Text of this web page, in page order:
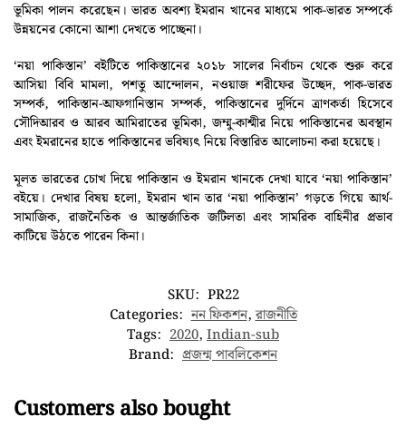
ভূমিকা পালন করেছেন। ভারত অবশ্য ইমরান খানের মাধ্যমে পাক-ভারত সম্পর্কে
উন্নয়নের কোনো আশা দেখতে পাচ্ছেনা।
‘নয়া পাকিস্তান’ বইটিতে পাকিস্তানের ২০১৮ সালের নির্বাচন থেকে শুরু করে
আসিয়া বিবি মামলা, পশতু আন্দোলন, নওয়াজ শরীফের উচ্ছেদ, পাক-ভারত
সম্পর্ক, পাকিস্তান-আফগানিস্তান সম্পর্ক, পাকিস্তানের দুর্দিনে ত্রাণকর্তা হিসেবে
সৌদিআরব ও আরব আমিরাতের ভূমিকা, জম্মু-কাশ্মীর নিয়ে পাকিস্তানের অবস্থান
এবং ইমরানের হাতে পাকিস্তানের ভবিষ্যৎ নিয়ে বিস্তারিত আলোচনা করা হয়েছে।
মূলত ভারতের চোখ দিয়ে পাকিস্তান ও ইমরান খানকে দেখা যাবে ‘নয়া পাকিস্তান’
বইয়ে। দেখার বিষয় হলো, ইমরান খান তার ‘নয়া পাকিস্তান’ গড়তে গিয়ে আর্থ-
সামাজিক, রাজনৈতিক ও আন্তর্জাতিক জটিলতা এবং সামরিক বাহিনীর প্রভাব
কাটিয়ে উঠতে পারেন কিনা।
SKU: PR22
Categories: নন ফিকশন,রাজনীতি
Tags: 2020, Indian-sub
Brand: প্রজন্ম পাবলিকেশন
Customers also bought